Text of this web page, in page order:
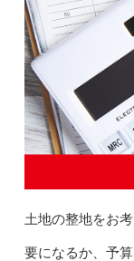
土地の整地をお
要になるか、予